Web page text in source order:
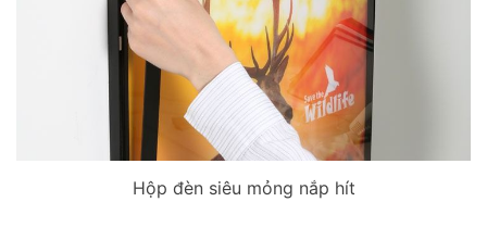
Hộp đèn siêu mỏng nắp hít